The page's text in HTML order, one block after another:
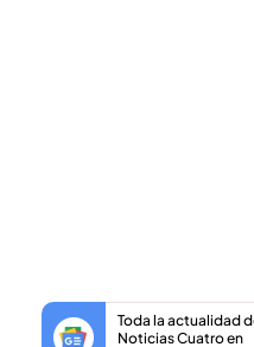
Toda la actualidad
Noticias Cuatro en